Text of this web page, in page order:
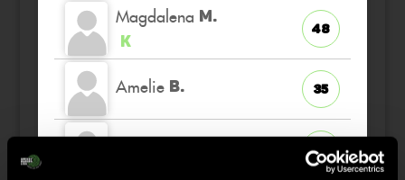
Magdalena M.
K
48
Amelie B. 35
30